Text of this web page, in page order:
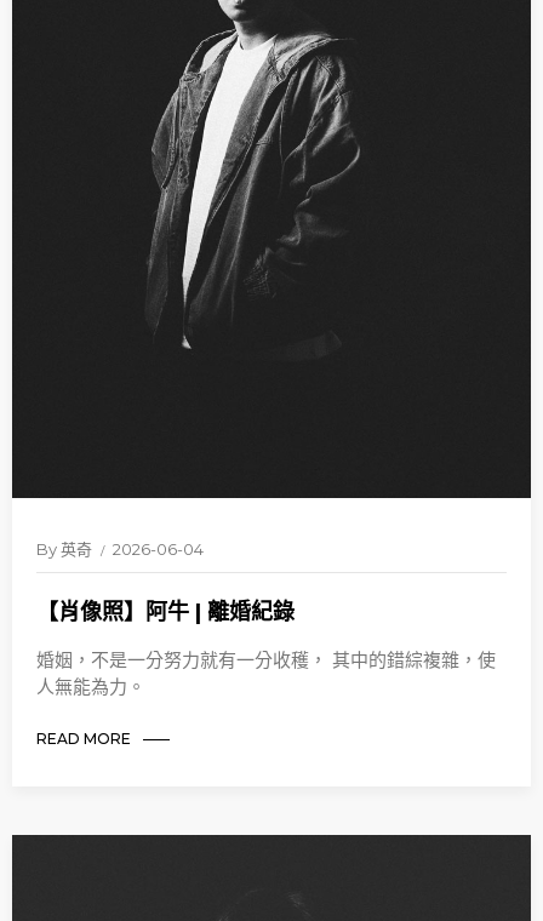
By英奇 2026-06-04
【肖像照】阿牛 | 離婚紀錄
婚姻，不是一分努力就有一分收穫， 其中的錯綜複雜，使
人無能為力。
READ MORE